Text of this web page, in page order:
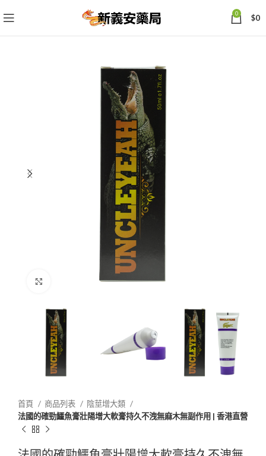
0 $0
Click to enlarge
首頁 商品列表
陰莖增大類
法國的確勁鱷魚膏壯陽增大軟膏持久不洩無麻木無副作用 | 香港直營